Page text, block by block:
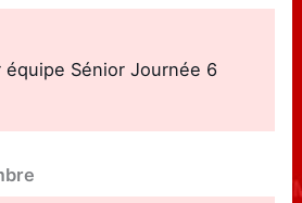
équipe Sénior Journée 6